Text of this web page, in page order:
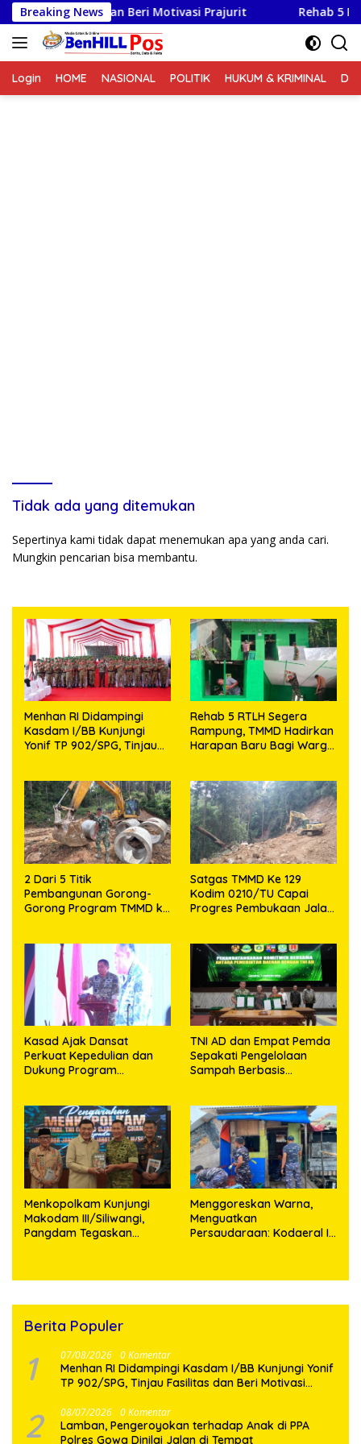
Langsung
ke
konten
Breaking News
Fasilitas dan Beri Motivasi Prajurit Rehab 5 RTLH
Login HOME NASIONAL POLITIK HUKUM & KRIMINAL
Tidak ada yang ditemukan
Sepertinya kami tidak dapat menemukan apa yang anda cari.
Mungkin pencarian bisa membantu.
Menhan RI Didampingi
Kasdam I/BB Kunjungi
Yonif TP 902/SPG, Tinjau
Rehab 5 RTLH Segera
Rampung, TMMD Hadirkan
Harapan Baru Bagi Warga
2 Dari 5 Titik
Pembangunan Gorong-
Gorong Program TMMD ke
Satgas TMMD Ke 129
Kodim 0210/TU Capai
Progres Pembukaan Jalan
Kasad Ajak Dansat
Perkuat Kepedulian dan
Dukung Program
TNI AD dan Empat Pemda
Sepakati Pengelolaan
Sampah Berbasis
Menkopolkam Kunjungi
Makodam III/Siliwangi,
Pangdam Tegaskan
‎Menggoreskan Warna,
Menguatkan
Persaudaraan: Kodaeral I
Berita Populer
1 07/08/2026 0 Komentar
Menhan RI Didampingi Kasdam I/BB Kunjungi Yonif
TP 902/SPG, Tinjau Fasilitas dan Beri Motivasi
2 08/07/2026 0 Komentar
Lamban, Pengeroyokan terhadap Anak di PPA
Polres Gowa Dinilai Jalan di Tempat